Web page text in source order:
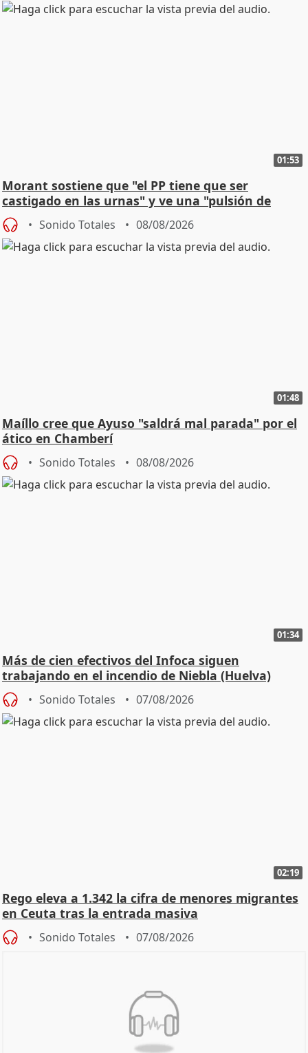
01:53
Morant sostiene que "el PP tiene que ser
castigado en las urnas" y ve una "pulsión de
cambio"
Sonido Totales 08/08/2026
01:48
Maíllo cree que Ayuso "saldrá mal parada" por el
ático en Chamberí
Sonido Totales 08/08/2026
01:34
Más de cien efectivos del Infoca siguen
trabajando en el incendio de Niebla (Huelva)
Sonido Totales 07/08/2026
02:19
Rego eleva a 1.342 la cifra de menores migrantes
en Ceuta tras la entrada masiva
Sonido Totales 07/08/2026